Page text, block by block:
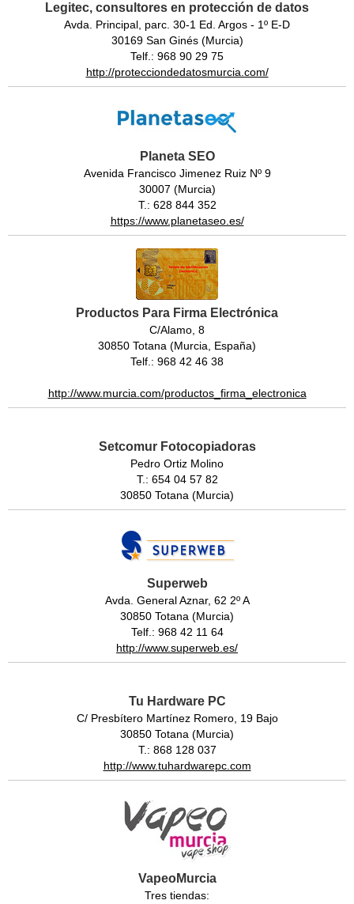
Legitec, consultores en protección de datos
Avda. Principal, parc. 30-1 Ed. Argos - 1º E-D
30169 San Ginés (Murcia)
Telf.: 968 90 29 75
http://protecciondedatosmurcia.com/
Planeta SEO
Avenida Francisco Jimenez Ruiz Nº 9
30007 (Murcia)
T.: 628 844 352
https://www.planetaseo.es/
Productos Para Firma Electrónica
C/Alamo, 8
30850 Totana (Murcia, España)
Telf.: 968 42 46 38
http://www.murcia.com/productos_firma_electronica
Setcomur Fotocopiadoras
Pedro Ortiz Molino
T.: 654 04 57 82
30850 Totana (Murcia)
Superweb
Avda. General Aznar, 62 2º A
30850 Totana (Murcia)
Telf.: 968 42 11 64
http://www.superweb.es/
Tu Hardware PC
C/ Presbítero Martínez Romero, 19 Bajo
30850 Totana (Murcia)
T.: 868 128 037
http://www.tuhardwarepc.com
VapeoMurcia
Tres tiendas: